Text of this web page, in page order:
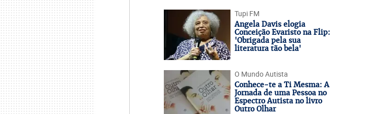
Tupi FM
Angela Davis elogia
Conceição Evaristo na Flip:
'Obrigada pela sua
literatura tão bela'
O Mundo Autista
Conhece-te a Ti Mesma: A
Jornada de uma Pessoa no
Espectro Autista no livro
Outro Olhar